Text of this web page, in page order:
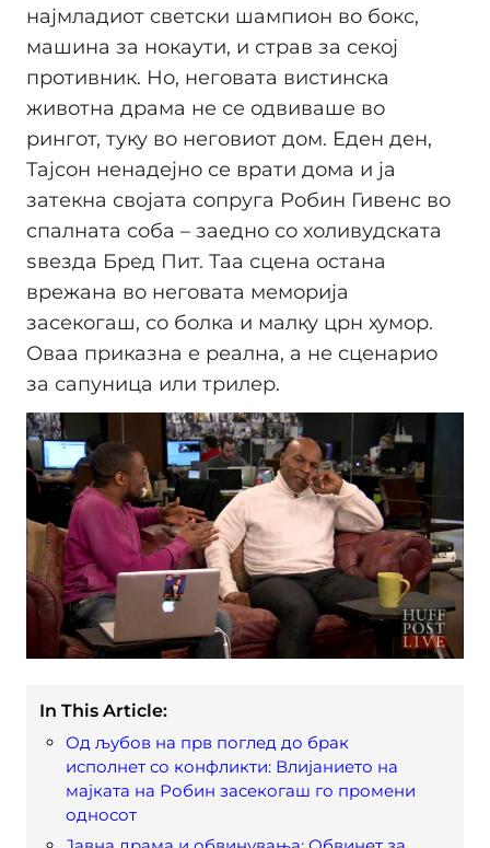
најмладиот светски шампион во бокс,
машина за нокаути, и страв за секој
противник. Но, неговата вистинска
животна драма не се одвиваше во
рингот, туку во неговиот дом. Еден ден,
Тајсон ненадејно се врати дома и ја
затекна својата сопруга Робин Гивенс во
спалната соба – заедно со холивудската
ѕвезда Бред Пит. Таа сцена остана
врежана во неговата меморија
засекогаш, со болка и малку црн хумор.
Оваа приказна е реална, а не сценарио
за сапуница или трилер.
In This Article:
Од љубов на прв поглед до брак
исполнет со конфликти: Влијанието на
мајката на Робин засекогаш го промени
односот